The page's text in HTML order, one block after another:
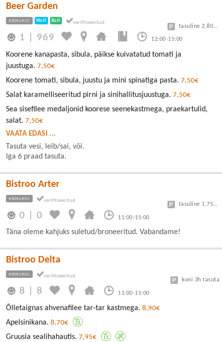
Beer Garden
KESKLINN Wolt Bolt
1 969 12:00-15:00
tasuline 2,80/30min
Koorene kanapasta, sibula, päikse kuivatatud tomati ja
juustuga. 7,50€
Koorene tomati, sibula, juustu ja mini spinatiga pasta. 7,50€
Salat karamelliseeritud pirni ja sinihallitusjuustuga. 7,50€
Sea sisefilee medaljonid koorese seenekastmega, praekartulid,
salat. 7,50€
VAATA EDASI ...
Tasuta vesi, leib/sai, või.
Iga 6 praad tasuta.
Bistroo Arter
KESKLINN
0 |0 11:00-15:00
tasuline 1,75€/30min
Täna oleme kahjuks suletud/broneeritud. Vabandame!
Bistroo Delta
KESKLINN
8 8 11:00-15:00
kuni 3h tasuta
Õlletaignas ahvenafilee tar-tar kastmega. 8,90€
Apelsinikana. 8,70€
Gruusia sealihahautis. 7,95€